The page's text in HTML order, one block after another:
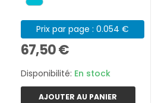
Prix par page : 0.054 €
67,50 €
Disponibilité: En stock
AJOUTER AU PANIER